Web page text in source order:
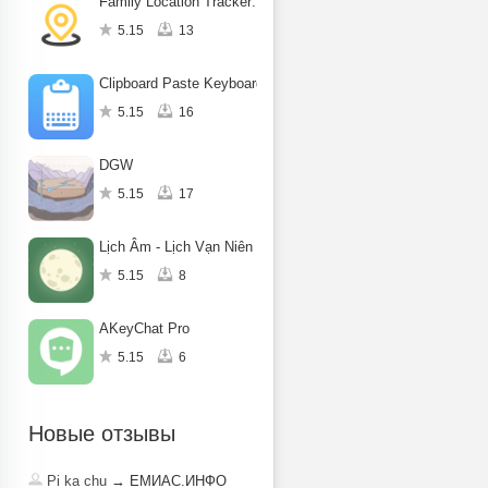
5.15 13
Clipboard Paste Keyboard
5.15 16
DGW
5.15 17
Lịch Âm - Lịch Vạn Niên 2025
5.15 8
AKeyChat Pro
5.15 6
Новые отзывы
Pi ka chu → ЕМИАС.ИНФО